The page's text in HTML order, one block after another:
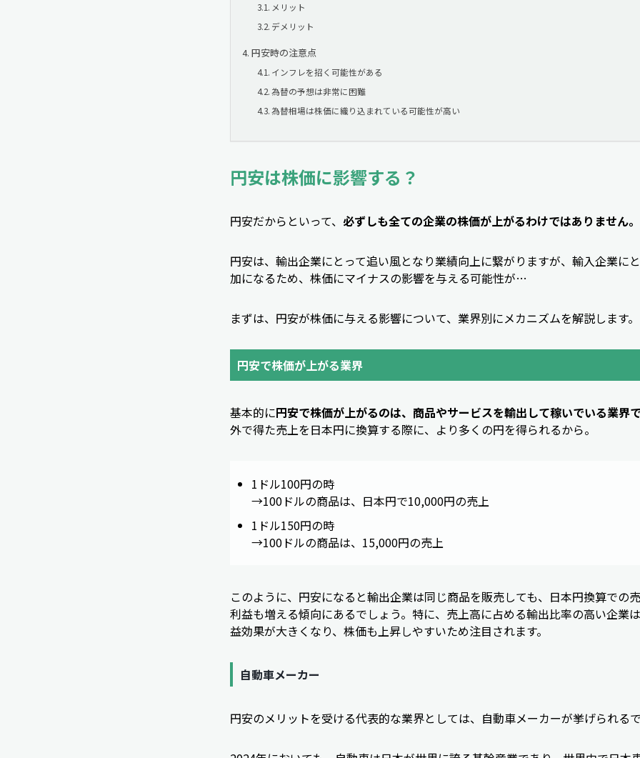
メリット
デメリット
円安時の注意点
インフレを招く可能性がある
為替の予想は非常に困難
為替相場は株価に織り込まれている可能性が高い
円安は株価に影響する？
円安だからといって、 必ずしも全ての企業の株価が上がるわけではありません。
円安は、輸出企業にとって追い風となり業績向上に繋がりますが、輸入企業に
加になるため、株価にマイナスの影響を与える可能性が…
まずは、円安が株価に与える影響について、業界別にメカニズムを解説します。
円安で株価が上がる業界
基本的に円安で株価が上がるのは、商品やサービスを輸出して稼いでいる業界で
外で得た売上を日本円に換算する際に、より多くの円を得られるから。
1ドル100円の時
→100ドルの商品は、日本円で10,000円の売上
1ドル150円の時
→100ドルの商品は、15,000円の売上
このように、円安になると輸出企業は同じ商品を販売しても、日本円換算での売
利益も増える傾向にあるでしょう。特に、売上高に占める輸出比率の高い企業
益効果が大きくなり、株価も上昇しやすいため注目されます。
自動車メーカー
円安のメリットを受ける代表的な業界としては、自動車メーカーが挙げられるで